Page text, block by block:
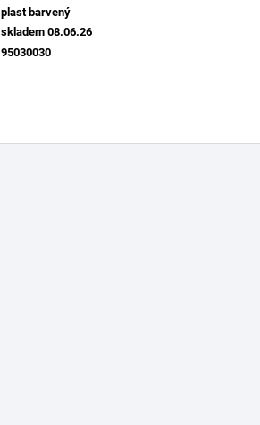
plast barvený
skladem 08.06.26
95030030